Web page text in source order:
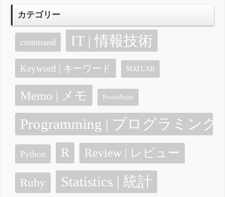
カテゴリー
command IT | 情報技術
Keyword | キーワード MATLAB
Memo | メモ PowerPoint
Programming | プログラミング
Python R Review | レビュー
Ruby Statistics | 統計